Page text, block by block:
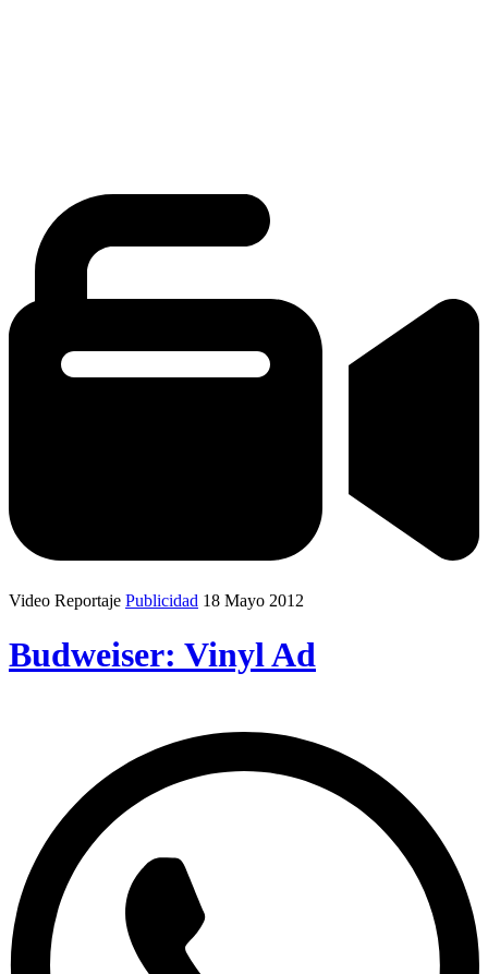
Video Reportaje Publicidad 18 Mayo 2012
Budweiser: Vinyl Ad